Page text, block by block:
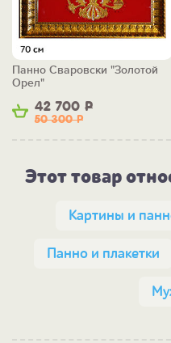
42 700 Р
50 300Р
Панно Сваровски "Золотой
Орел"
Этот товар
Картины и
Панно и плакетки